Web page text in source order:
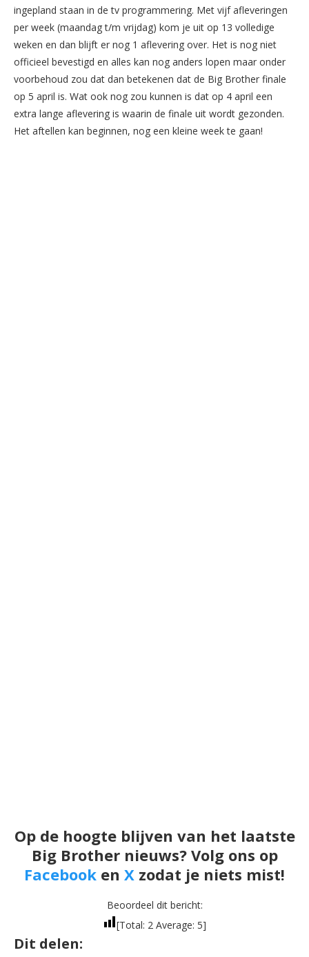
ingepland staan in de tv programmering. Met vijf afleveringen
per week (maandag t/m vrijdag) kom je uit op 13 volledige
weken en dan blijft er nog 1 aflevering over. Het is nog niet
officieel bevestigd en alles kan nog anders lopen maar onder
voorbehoud zou dat dan betekenen dat de Big Brother finale
op 5 april is. Wat ook nog zou kunnen is dat op 4 april een
extra lange aflevering is waarin de finale uit wordt gezonden.
Het aftellen kan beginnen, nog een kleine week te gaan!
Op de hoogte blijven van het laatste
Big Brother nieuws? Volg ons op
Facebook en X zodat je niets mist!
Beoordeel dit bericht:
[Total: 2 Average: 5]
Dit delen: